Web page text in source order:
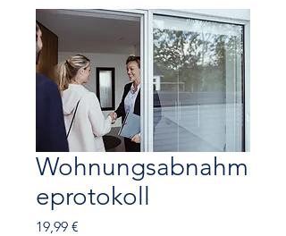
Wohnungsabnahm
eprotokoll
19,99 €